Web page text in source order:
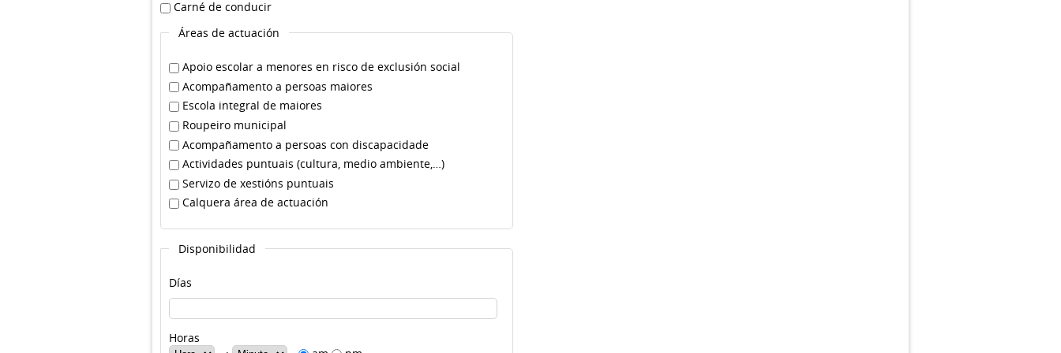
Carné de conducir
Carné de conducir
Áreas de actuación
Áreas de actuación*
Apoio escolar a menores en risco de exclusión social
Acompañamento a persoas maiores
Escola integral de maiores
Roupeiro municipal
Acompañamento a persoas con discapacidade
Actividades puntuais (cultura, medio ambiente,…)
Servizo de xestións puntuais
Calquera área de actuación
Disponibilidad
Días
Horas